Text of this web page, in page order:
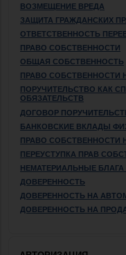
ВОЗМЕЩЕНИЕ ВРЕДА
ЗАЩИТА ГРАЖДАНСКИХ
ОТВЕТСТВЕННОСТЬ
ПРАВО СОБСТВЕННОСТИ
ОБЩАЯ СОБСТВЕННОСТЬ
ПРАВО СОБСТВЕННОСТИ
ПОРУЧИТЕЛЬСТВО КАК
ОБЯЗАТЕЛЬСТВ
ДОГОВОР
БАНКОВСКИЕ ВКЛАДЫ
ПРАВО СОБСТВЕННОСТИ
ПЕРЕУСТУПКА ПРАВ
НЕМАТЕРИАЛЬНЫЕ БЛАГА
ДОВЕРЕННОСТЬ
ДОВЕРЕННОСТЬ НА
ДОВЕРЕННОСТЬ НА